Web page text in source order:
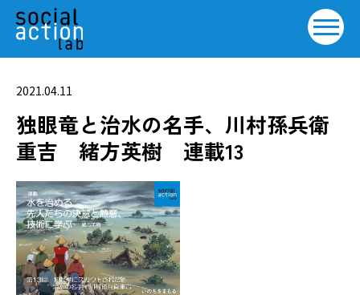
2021.04.11
独眼竜と治水の名手、川村孫兵衛
重吉 緒方英樹 連載13